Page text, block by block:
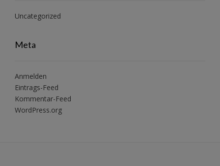
Uncategorized
Meta
Anmelden
Eintrags-Feed
Kommentar-Feed
WordPress.org